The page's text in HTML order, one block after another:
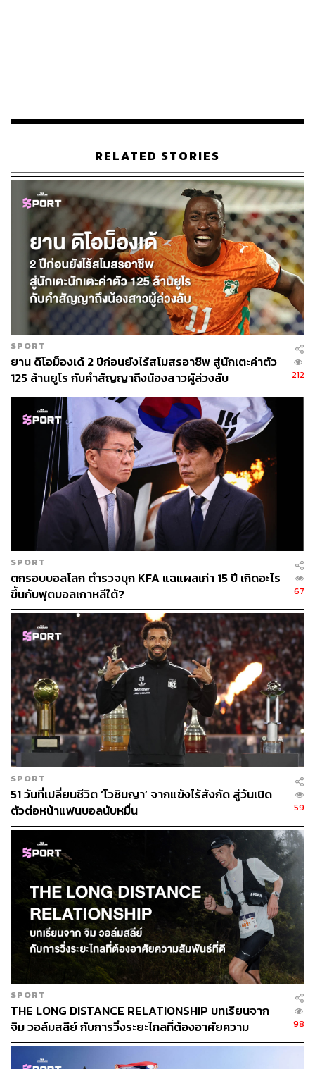
RELATED STORIES
SPORT
ยาน ดิโอม็องเด้ 2 ปีก่อนยังไร้สโมสรอาชีพ สู่นักเตะค่าตัว
125 ล้านยูโร กับคำสัญญาถึงน้องสาวผู้ล่วงลับ
212
SPORT
ตกรอบบอลโลก ตำรวจบุก KFA แฉแผลเก่า 15 ปี เกิดอะไร
ขึ้นกับฟุตบอลเกาหลีใต้?
67
SPORT
51 วันที่เปลี่ยนชีวิต ‘โวซินญา’ จากแข้งไร้สังกัด สู่วันเปิด
ตัวต่อหน้าแฟนบอลนับหมื่น
59
SPORT
THE LONG DISTANCE RELATIONSHIP บทเรียนจาก
จิม วอล์มสลีย์ กับการวิ่งระยะไกลที่ต้องอาศัยความ
สัมพันธ์ที่ดี
98